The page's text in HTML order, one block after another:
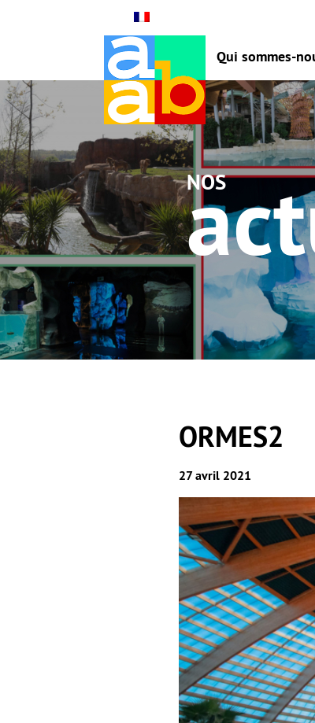
Qui sommes-
nos
ORMES2
27 avril 2021